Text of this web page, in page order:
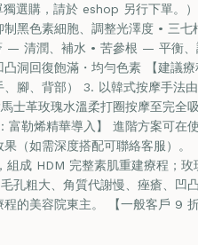
選購，請於 eshop 另行下單。
制黑色素細胞、調整光澤度 • 三
— 清潤、補水 • 苦參根 — 平衡、
洞回復飽滿・均勻色素 【建議
腳、背部） 3. 以韓式按摩手法
士革玫瑰水溫柔打圈按摩至完全
富勒烯精華導入】 進階方案可在
（如需深度搭配可聯絡客服）
成 HDM 完整素肌重建療程；
孔粗大、角質代謝慢、痤瘡、凹
程的美容院東主。 【一般客戶 9